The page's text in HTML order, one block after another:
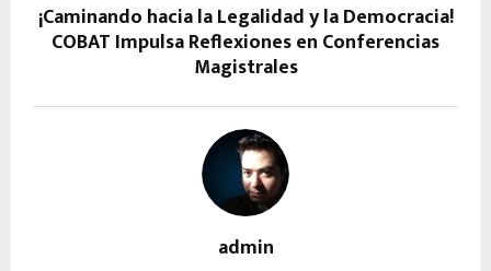
¡Caminando hacia la Legalidad y la Democracia!
COBAT Impulsa Reflexiones en Conferencias
Magistrales
admin